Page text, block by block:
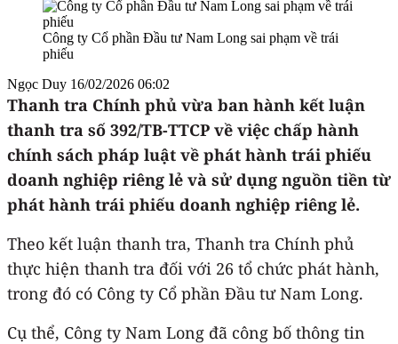
Công ty Cổ phần Đầu tư Nam Long sai phạm về trái
phiếu
Ngọc Duy 16/02/2026 06:02
Thanh tra Chính phủ vừa ban hành kết luận
thanh tra số 392/TB-TTCP về việc chấp hành
chính sách pháp luật về phát hành trái phiếu
doanh nghiệp riêng lẻ và sử dụng nguồn tiền từ
phát hành trái phiếu doanh nghiệp riêng lẻ.
Theo kết luận thanh tra, Thanh tra Chính phủ
thực hiện thanh tra đối với 26 tổ chức phát hành,
trong đó có Công ty Cổ phần Đầu tư Nam Long.
Cụ thể, Công ty Nam Long đã công bố thông tin